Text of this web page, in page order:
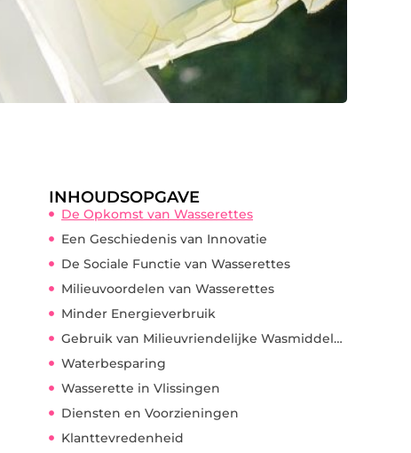
INHOUDSOPGAVE
De Opkomst van Wasserettes
Een Geschiedenis van Innovatie
De Sociale Functie van Wasserettes
Milieuvoordelen van Wasserettes
Minder Energieverbruik
Gebruik van Milieuvriendelijke Wasmiddelen
Waterbesparing
Wasserette in Vlissingen
Diensten en Voorzieningen
Klanttevredenheid